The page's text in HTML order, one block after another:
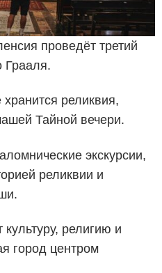
проведёт третий
Грааля.
реликвия,
Тайной вечери.
экскурсии,
реликвии и
религию и
город центром